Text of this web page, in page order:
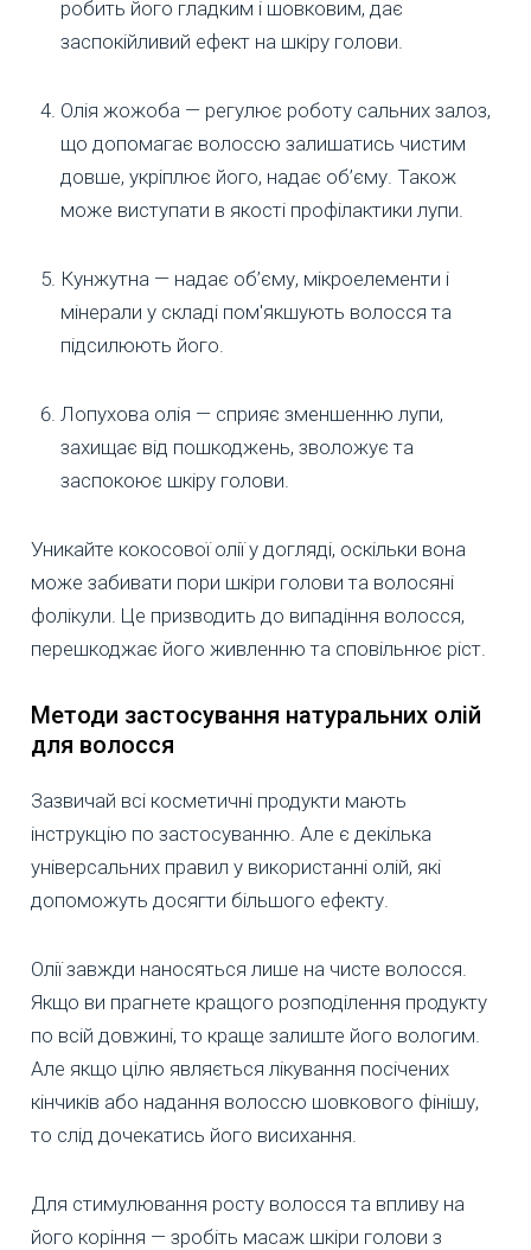
робить його гладким і шовковим, дає
заспокійливий ефект на шкіру голови.
Олія жожоба — регулює роботу сальних залоз,
що допомагає волоссю залишатись чистим
довше, укріплює його, надає об’єму. Також
може виступати в якості профілактики лупи.
Кунжутна — надає об’єму, мікроелементи і
мінерали у складі пом'якшують волосся та
підсилюють його.
Лопухова олія — сприяє зменшенню лупи,
захищає від пошкоджень, зволожує та
заспокоює шкіру голови.
Уникайте кокосової олії у догляді, оскільки вона
може забивати пори шкіри голови та волосяні
фолікули. Це призводить до випадіння волосся,
перешкоджає його живленню та сповільнює ріст.
Методи застосування натуральних олій
для волосся
Зазвичай всі косметичні продукти мають
інструкцію по застосуванню. Але є декілька
універсальних правил у використанні олій, які
допоможуть досягти більшого ефекту.
Олії завжди наносяться лише на чисте волосся.
Якщо ви прагнете кращого розподілення продукту
по всій довжині, то краще залиште його вологим.
Але якщо цілю являється лікування посічених
кінчиків або надання волоссю шовкового фінішу,
то слід дочекатись його висихання.
Для стимулювання росту волосся та впливу на
його коріння — зробіть масаж шкіри голови з